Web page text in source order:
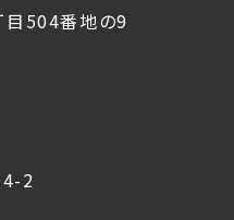
目504番地の9
2